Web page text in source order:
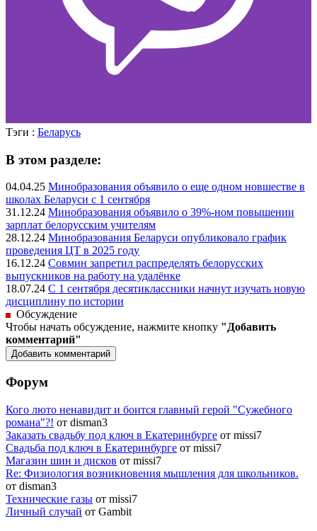
Тэги : Беларусь
В этом разделе:
04.04.25 Минобразования объявило о еще одном новшестве в
школах Беларуси с 1 сентября
31.12.24 Минобразования объявило о 39%-ном повышении
зарплат белорусским учителям
28.12.24 Минобразования Беларуси опубликовало график
проведения ЦТ в 2025 году
16.12.24 Совмин запретил распределять белорусских
выпускников на работу на удалёнке
18.07.24 С 1 сентября десятиклассники начнут изучать новую
дисциплину по истории
Обсуждение
Чтобы начать обсуждение, нажмите кнопку "Добавить
комментарий"
Форум
Кого люто ненавидит и боится главный герой "Сужебного
романа"?! от disman3
Заказать свадьбу под ключ в Екатеринбурге от missi7
Cвадьба под ключ в Екатеринбурге от missi7
Магазин шин и дисков от missi7
Re: Физиология возникновения мышления для школьников.
от disman3
Технические газы от missi7
Личный случай от Gambit